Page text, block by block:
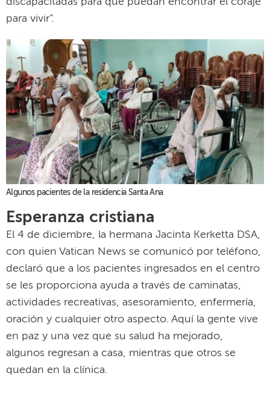
para vivir”.
Algunos pacientes de la residencia Santa Ana
Esperanza cristiana
El 4 de diciembre, la hermana Jacinta Kerketta DSA,
con quien Vatican News se comunicó por teléfono,
declaró que a los pacientes ingresados en el centro
se les proporciona ayuda a través de caminatas,
actividades recreativas, asesoramiento, enfermería,
oración y cualquier otro aspecto. Aquí la gente vive
en paz y una vez que su salud ha mejorado,
algunos regresan a casa, mientras que otros se
quedan en la clínica.